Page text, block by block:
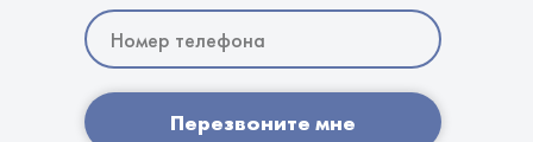
Перезвоните мне